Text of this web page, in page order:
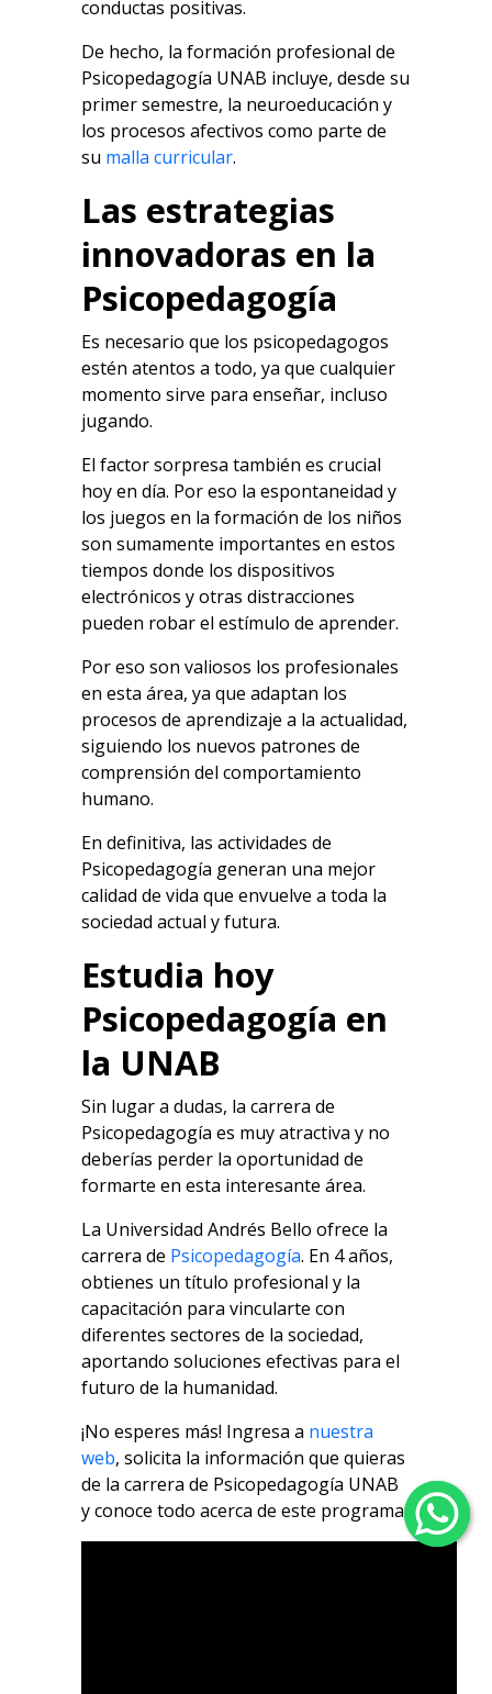
conductas positivas.
De hecho, la formación profesional de
Psicopedagogía UNAB incluye, desde su
primer semestre, la neuroeducación y
los procesos afectivos como parte de
su malla curricular.
Las estrategias
innovadoras en la
Psicopedagogía
Es necesario que los psicopedagogos
estén atentos a todo, ya que cualquier
momento sirve para enseñar, incluso
jugando.
El factor sorpresa también es crucial
hoy en día. Por eso la espontaneidad y
los juegos en la formación de los niños
son sumamente importantes en estos
tiempos donde los dispositivos
electrónicos y otras distracciones
pueden robar el estímulo de aprender.
Por eso son valiosos los profesionales
en esta área, ya que adaptan los
procesos de aprendizaje a la actualidad,
siguiendo los nuevos patrones de
comprensión del comportamiento
humano.
En definitiva, las actividades de
Psicopedagogía generan una mejor
calidad de vida que envuelve a toda la
sociedad actual y futura.
Estudia hoy
Psicopedagogía en
la UNAB
Sin lugar a dudas, la carrera de
Psicopedagogía es muy atractiva y no
deberías perder la oportunidad de
formarte en esta interesante área.
La Universidad Andrés Bello ofrece la
carrera de Psicopedagogía. En 4 años,
obtienes un título profesional y la
capacitación para vincularte con
diferentes sectores de la sociedad,
aportando soluciones efectivas para el
futuro de la humanidad.
¡No esperes más! Ingresa a nuestra
web, solicita la información que quieras
de la carrera de Psicopedagogía UNAB
y conoce todo acerca de este programa.